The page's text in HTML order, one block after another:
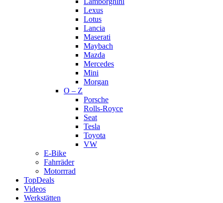
Lexus
Lotus
Lancia
Maserati
Maybach
Mazda
Mercedes
Mini
Morgan
O – Z
Porsche
Rolls-Royce
Seat
Tesla
Toyota
VW
E-Bike
Fahrräder
Motorrrad
TopDeals
Videos
Werkstätten